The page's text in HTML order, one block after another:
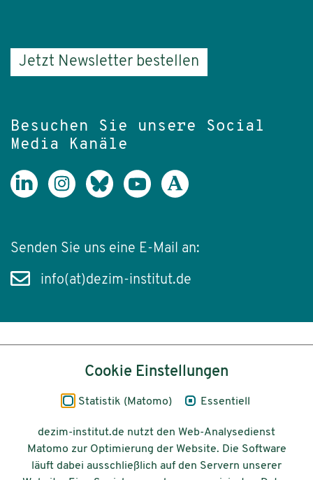
Jetzt Newsletter bestellen
Besuchen Sie unsere Social
Media Kanäle
Senden Sie uns eine E-Mail an:
info(at)dezim-institut.de
Impressum
Datenschutz
Barrierefreiheit
Cookie Einstellungen
Statistik (Matomo) Essentiell
dezim-institut.de nutzt den Web-Analysedienst
Matomo zur Optimierung der Website. Die Software
läuft dabei ausschließlich auf den Servern unserer